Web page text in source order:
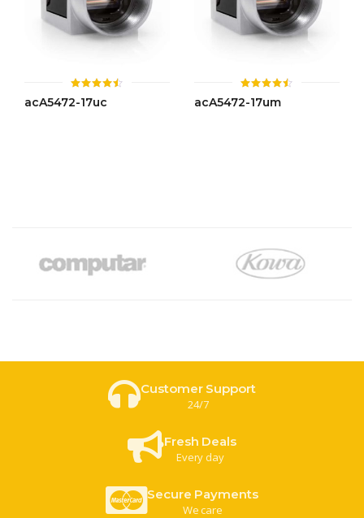
ให้
คะแนน
acA5472-17uc
ให้
คะแนน
acA5472-17um
Customer Support
24/7
Fresh Deals
Every day
Secure Payments
We care